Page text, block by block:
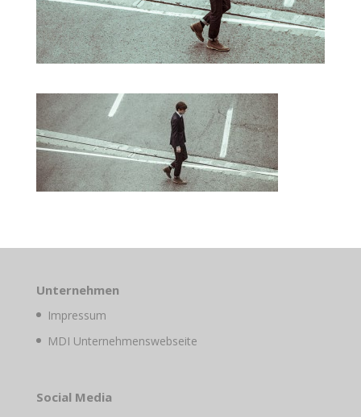
Unternehmen
Impressum
MDI Unternehmenswebseite
Social Media